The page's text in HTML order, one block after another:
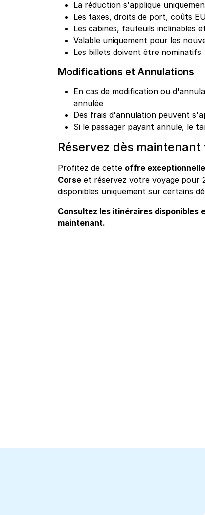
La réduction s'applique
Les taxes, droits de port, coûts
Les cabines, fauteuils inclinables
Valable uniquement pour les
Les billets doivent être nominatifs
Modifications et Annulations
En cas de modification ou
annulée
Des frais d'annulation peuvent
Si le passager payant annule, le
Réservez dès
Profitez de cette offre
Corse et réservez votre voyage pour
disponibles uniquement sur certains
Consultez les itinéraires disponibles
maintenant.